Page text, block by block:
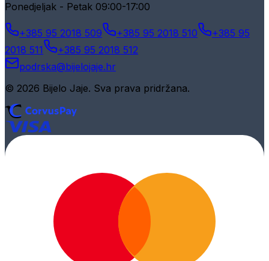
Ponedjeljak - Petak 09:00-17:00
+385 95 2018 509 +385 95 2018 510
+385 95
2018 511
+385 95 2018 512
podrska@bijelojaje.hr
© 2026 Bijelo Jaje. Sva prava pridržana.